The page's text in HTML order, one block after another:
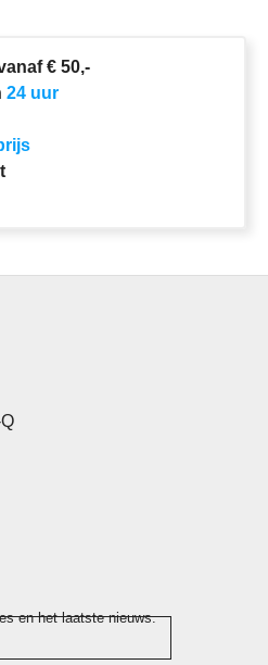
€ 50,-
24 uur
en het laatste nieuws.